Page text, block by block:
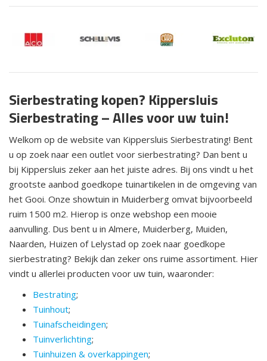
Sierbestrating kopen? Kippersluis
Sierbestrating – Alles voor uw tuin!
Welkom op de website van Kippersluis Sierbestrating! Bent
u op zoek naar een outlet voor sierbestrating? Dan bent u
bij Kippersluis zeker aan het juiste adres. Bij ons vindt u het
grootste aanbod goedkope tuinartikelen in de omgeving van
het Gooi. Onze showtuin in Muiderberg omvat bijvoorbeeld
ruim 1500 m2. Hierop is onze webshop een mooie
aanvulling. Dus bent u in Almere, Muiderberg, Muiden,
Naarden, Huizen of Lelystad op zoek naar goedkope
sierbestrating? Bekijk dan zeker ons ruime assortiment. Hier
vindt u allerlei producten voor uw tuin, waaronder:
Bestrating;
Tuinhout;
Tuinafscheidingen;
Tuinverlichting;
Tuinhuizen & overkappingen;